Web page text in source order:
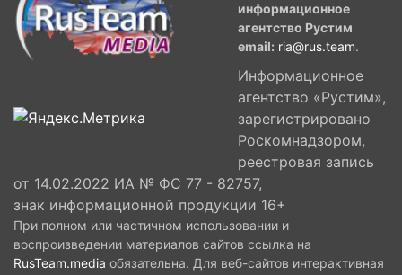
информационное
агентство Рустим
email: ria@rus.team.
Информационное
агентство «Рустим»,
зарегистрировано
Роскомнадзором,
реестровая запись
от 14.02.2022 ИА № ФС 77 - 82757,
знак информационной продукции 16+
При полном или частичном использовании и
воспроизведении материалов сайтов ссылка на
RusTeam.media обязательна. Для веб-сайтов интерактивная